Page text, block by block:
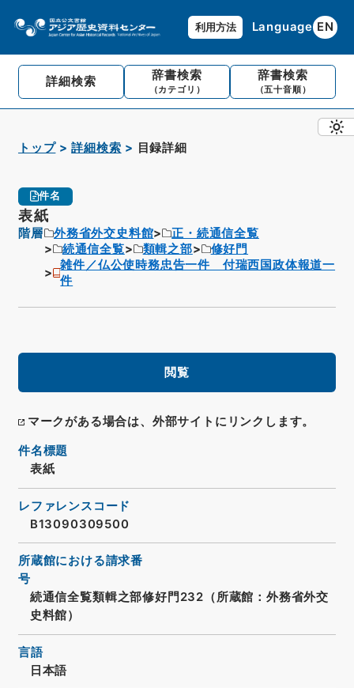
利用方法 Language EN
詳細検索 辞書検索
（カテゴリ）
辞書検索
（五十音順）
トップ 詳細検索 目録詳細
件名
表紙
階層 外務省外交史料館
正・続通信全覧
続通信全覧
類輯之部
修好門
雑件／仏公使時務忠告一件 付瑞西国政体報道一
件
閲覧
マークがある場合は、外部サイトにリンクします。
件名標題
表紙
レファレンスコード
B13090309500
所蔵館における請求番
号
続通信全覧類輯之部修好門232（所蔵館：外務省外交
史料館）
言語
日本語